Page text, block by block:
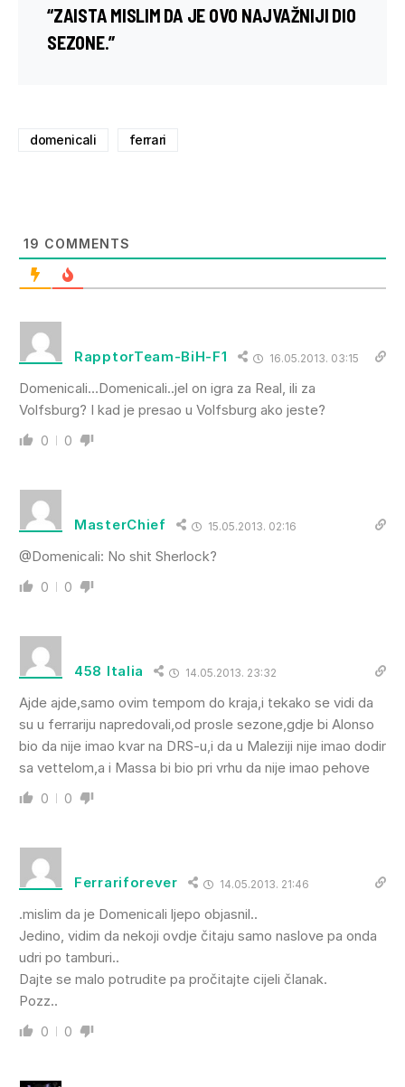
“ZAISTA MISLIM DA JE OVO NAJVAŽNIJI DIO
SEZONE.”
domenicali ferrari
19 COMMENTS
RapptorTeam-BiH-F1 16.05.2013. 03:15
Domenicali…Domenicali..jel on igra za Real, ili za
Volfsburg? I kad je presao u Volfsburg ako jeste?
0 0
MasterChief 15.05.2013. 02:16
@Domenicali: No shit Sherlock?
0 0
458 Italia 14.05.2013. 23:32
Ajde ajde,samo ovim tempom do kraja,i tekako se vidi da
su u ferrariju napredovali,od prosle sezone,gdje bi Alonso
bio da nije imao kvar na DRS-u,i da u Maleziji nije imao dodir
sa vettelom,a i Massa bi bio pri vrhu da nije imao pehove
0 0
Ferrariforever 14.05.2013. 21:46
.mislim da je Domenicali ljepo objasnil..
Jedino, vidim da nekoji ovdje čitaju samo naslove pa onda
udri po tamburi..
Dajte se malo potrudite pa pročitajte cijeli članak.
Pozz..
0 0